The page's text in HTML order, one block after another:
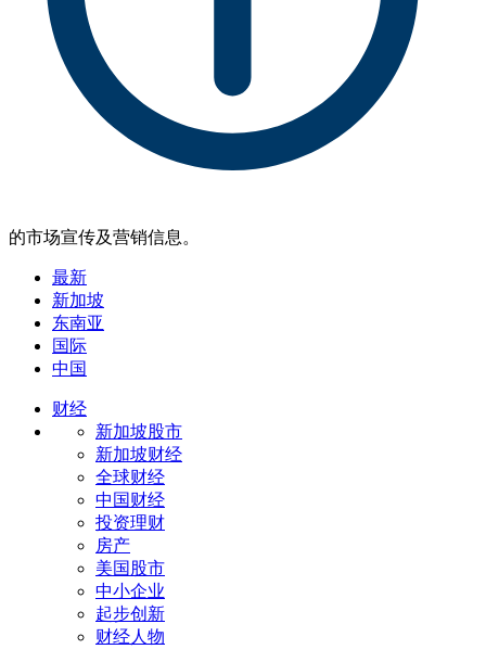
的市场宣传及营销信息。
最新
新加坡
东南亚
国际
中国
财经
新加坡股市
新加坡财经
全球财经
中国财经
投资理财
房产
美国股市
中小企业
起步创新
财经人物